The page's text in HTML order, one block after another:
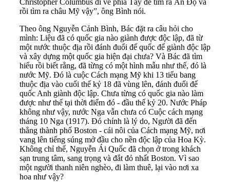
Christopher Columbus đi về phía Tây để tìm ra Ấn Độ và
rồi tìm ra châu Mỹ vậy”, ông Bình nói.
Theo ông Nguyễn Cảnh Bình, Bác đặt ra câu hỏi cho
mình: Liệu đã có quốc gia nào giành được độc lập, đã từ
một nước thuộc địa rồi đánh đuổi đế quốc để giành độc lập
và xây dựng một quốc gia hiện đại chưa? Và Bác đã tìm
hiểu rồi biết rằng, đã từng có một hình mẫu như thế, đó là
nước Mỹ. Đó là cuộc Cách mạng Mỹ khi 13 tiểu bang
thuộc địa vào cuối thế kỷ 18 đã vùng lên, đánh đuổi đế
quốc Anh giành độc lập. Chưa từng có quốc gia nào làm
được như thế tại thời điểm đó - đầu thế kỷ 20. Nước Pháp
không như vậy, nước Nga vẫn chưa có Cuộc cách mạng
tháng 10 Nga (1917). Đó chính là lý do, Người đã đến
thẳng thành phố Boston - cái nôi của Cách mạng Mỹ, nơi
vang lên tiếng súng mở đầu cho nền độc lập của Hoa Kỳ.
Không chỉ thế, Nguyễn Ái Quốc đã chọn ở trong khách
sạn trung tâm, sang trọng và đắt đỏ nhất Boston. Vì sao
một người thanh niên nghèo, đi làm thuê, lại vào nơi xa
hoa như vậy?